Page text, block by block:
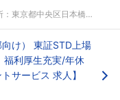
た
京都中央区日本橋兜町18...
向け） 東証STD上場
福利厚生充実/年休
サービス 求人】